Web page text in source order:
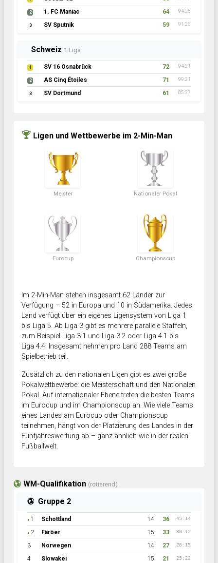
2 1. FC Maniac 64 94:25
3 SV Sputnik 59 91:26
Schweiz 1.Liga
1 SV 16 Osnabrück 72 94:21
2 AS Cinq Étoiles 71 99:21
3 SV Dortmund 61 85:27
Ligen und Wettbewerbe im 2-Min-Man
Meister Nationaler Pokal
Eurocup Championscup
Im 2-Min-Man stehen insgesamt 62 Länder zur
Verfügung – 52 in Europa und 10 in Südamerika. Jedes
Land verfügt über ein eigenes Ligensystem von Liga 1
bis Liga 5. Ab Liga 3 gibt es mehrere parallele Staffeln,
zum Beispiel Liga 3.1 und Liga 3.2 oder Liga 4.1 bis
Liga 4.4. Insgesamt nehmen pro Land 288 Teams am
Spielbetrieb teil.
Zusätzlich zu den nationalen Ligen gibt es zwei große
Pokalwettbewerbe: die Meisterschaft und den Nationalen
Pokal. Auf internationaler Ebene treten die besten Teams
im Eurocup und im Championscup an. Wie viele Teams
eines Landes am Eurocup oder Championscup
teilnehmen, hängt von der Platzierung des Landes in der
Fünfjahreswertung ab – ganz ähnlich wie in der realen
Fußballwelt.
WM-Qualifikation (rotierend)
Gruppe 2
● 1 Schottland 14 36 45:14
● 2 Färöer 15 33 30:12
3 Norwegen 14 27 26:15
4 Slowakei 15 21 25:22